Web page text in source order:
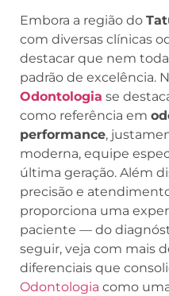
Embora a região do
com diversas clínicas
destacar que nem
padrão de excelência.
Odontologia se
como referência em
performance,
moderna, equipe
última geração. Além
precisão e
proporciona uma
paciente — do
seguir, veja com mais
diferenciais que
Odontologia como